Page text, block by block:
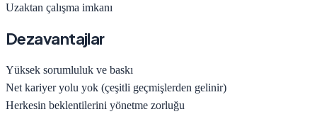
Uzaktan çalışma imkanı
Dezavantajlar
Yüksek sorumluluk ve baskı
Net kariyer yolu yok (çeşitli geçmişlerden gelinir)
Herkesin beklentilerini yönetme zorluğu